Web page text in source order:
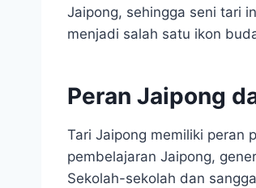
Jaipong, sehingga seni tari
menjadi salah satu ikon
Peran Jaipong
Tari Jaipong memiliki peran
pembelajaran Jaipong,
Sekolah-sekolah dan